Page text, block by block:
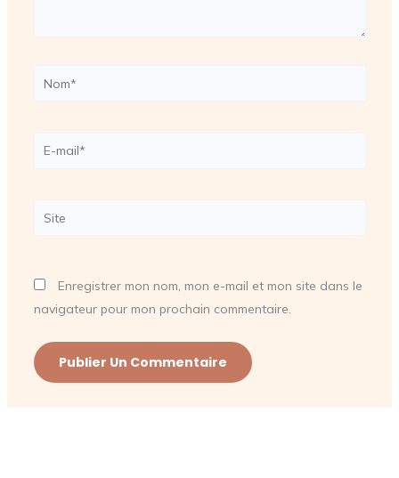
Nom*
E-
Site
Enregistrer mon nom, mon e-mail et mon site dans le
navigateur pour mon prochain commentaire.